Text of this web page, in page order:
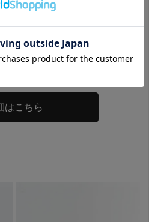
トなストタイプ柄になっていま
も抜群！
はこちら